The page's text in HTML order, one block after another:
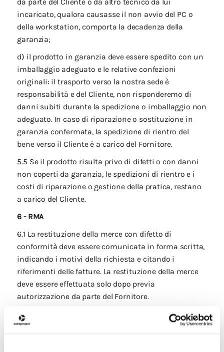
da parte del Cliente o da altro tecnico da lui
incaricato, qualora causasse il non avvio del PC o
della workstation, comporta la decadenza della
garanzia;
d) il prodotto in garanzia deve essere spedito con un
imballaggio adeguato e le relative confezioni
originali: il trasporto verso la nostra sede è
responsabilità e del Cliente, non risponderemo di
danni subiti durante la spedizione o imballaggio non
adeguato. In caso di riparazione o sostituzione in
garanzia confermata, la spedizione di rientro del
bene verso il Cliente è a carico del Fornitore.
5.5 Se il prodotto risulta privo di difetti o con danni
non coperti da garanzia, le spedizioni di rientro e i
costi di riparazione o gestione della pratica, restano
a carico del Cliente.
6 - RMA
6.1 La restituzione della merce con difetto di
conformità deve essere comunicata in forma scritta,
indicando i motivi della richiesta e citando i
riferimenti delle fatture. La restituzione della merce
deve essere effettuata solo dopo previa
autorizzazione da parte del Fornitore.
6.2 Alla ricezione, il prodotto viene testato nei nostri
laboratori; in caso di difetto coperto da garanzia